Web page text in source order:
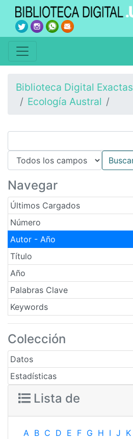
Biblioteca Digital Exactas
Ecología Austral
Navegar
Últimos Cargados
Número
Autor - Año
Título
Año
Palabras Clave
Keywords
Colección
Datos
Estadísticas
Lista de
A B C D E F G H I J K